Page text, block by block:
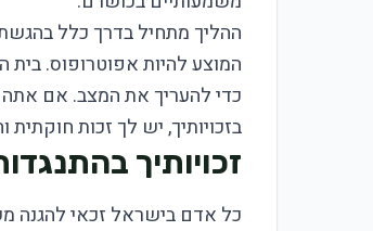
ההליך מתחיל בדרך כלל
המוצע להיות אפוטרופוס. בית
כדי להעריך את המצב. אם אתה
בזכויותיך, יש לך זכות חוקתית
זכויותיך
כל אדם בישראל זכאי להגנה